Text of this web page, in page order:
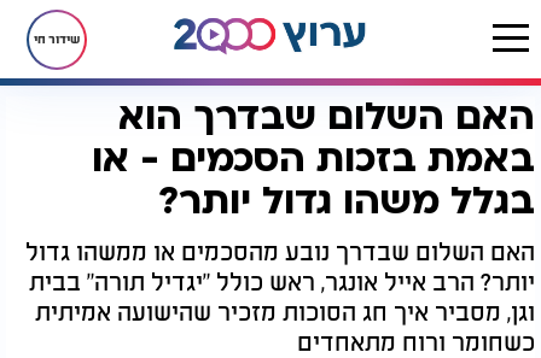
שידור חי
דף הבית יהדות האם השלום שבדרך הוא באמת בזכות הסכמים - או בגלל משהו גדול יותר?
האם השלום שבדרך הוא
באמת בזכות הסכמים - או
בגלל משהו גדול יותר?
האם השלום שבדרך נובע מהסכמים או ממשהו גדול
יותר? הרב אייל אונגר, ראש כולל "יגדיל תורה" בבית
וגן, מסביר איך חג הסוכות מזכיר שהישועה אמיתית
כשחומר ורוח מתאחדים